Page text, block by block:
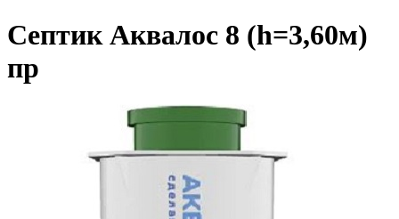
Септик Аквалос 8 (h=3,60м)
пр